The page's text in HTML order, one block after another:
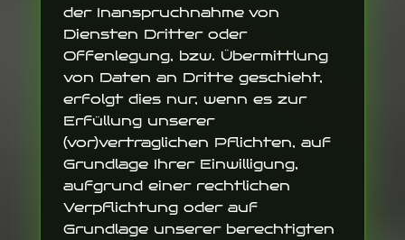
der Inanspruchnahme von
Diensten Dritter oder
Offenlegung, bzw. Übermittlung
von Daten an Dritte geschieht,
erfolgt dies nur, wenn es zur
Erfüllung unserer
(vor)vertraglichen Pflichten, auf
Grundlage Ihrer Einwilligung,
aufgrund einer rechtlichen
Verpflichtung oder auf
Grundlage unserer berechtigten